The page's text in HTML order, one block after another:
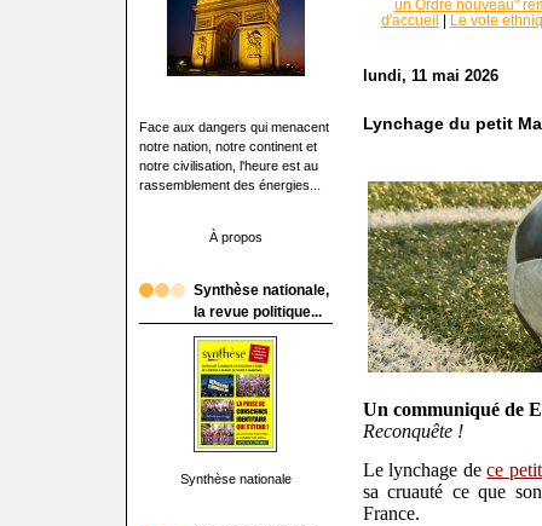
Face aux dangers qui menacent
notre nation, notre continent et
notre civilisation, l'heure est au
rassemblement des énergies...
À propos
Synthèse nationale,
la revue politique...
Synthèse nationale
un Ordre nouveau"
d'accueil | Le vote
lundi, 11 mai 2026
Lynchage du petit
Un communiqué de
Reconquête !
Le lynchage dece
sa cruauté ce que
France.